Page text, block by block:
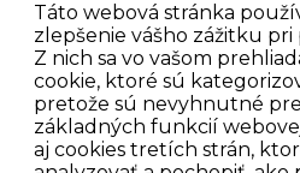
Táto webová stránka
zlepšenie vášho zážitku
Z nich sa vo vašom
cookie, ktoré sú
pretože sú nevyhnutné
základných funkcií
aj cookies tretích strán,